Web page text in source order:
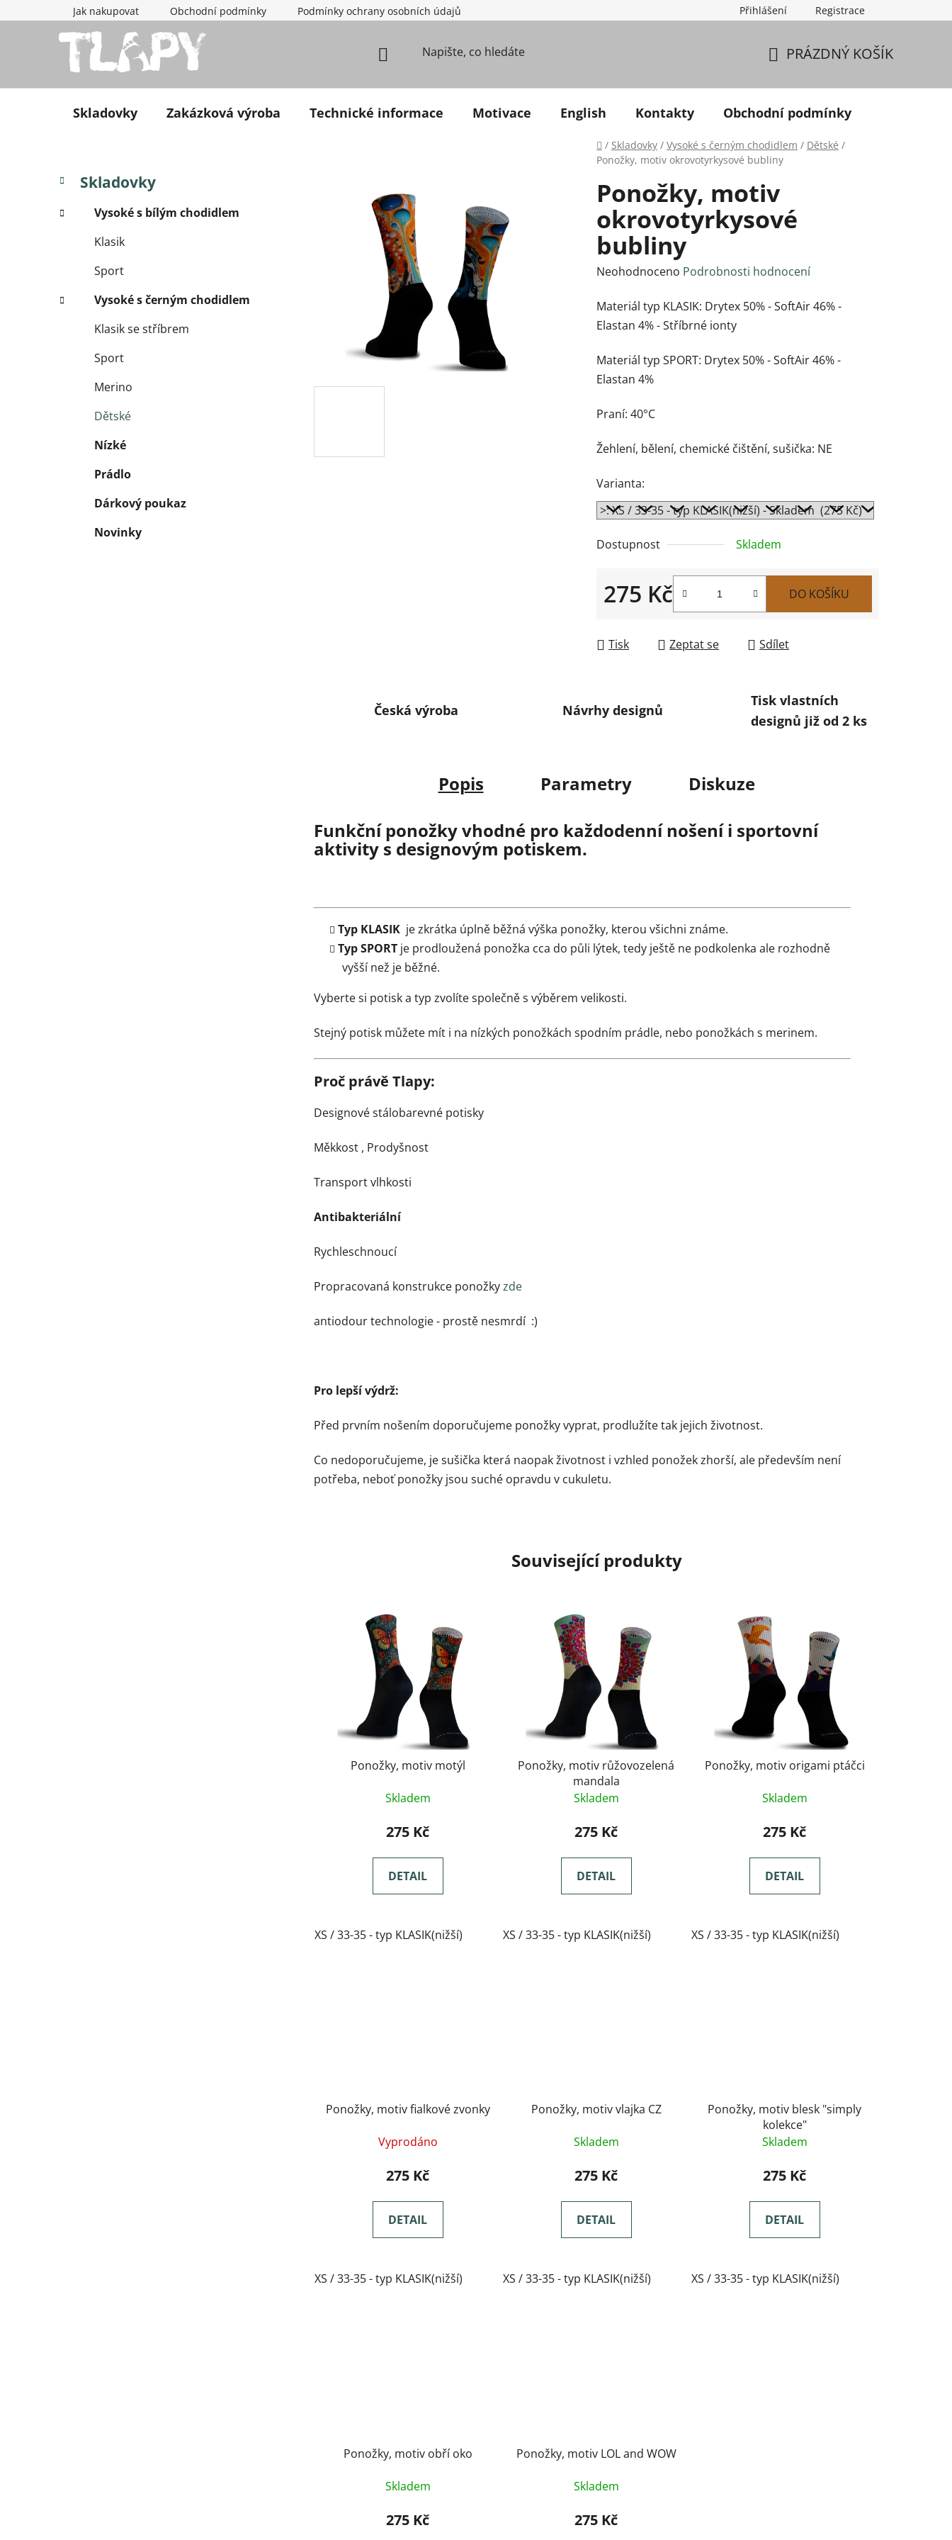
Přejít na obsahJak nakupovat Obchodní podmínky Podmínky ochrany osobních údajů Přihlášení Registrace
PRÁZDNÝ KOŠÍK
Skladovky Zakázková výroba Technické informace Motivace English Kontakty Obchodní podmínky
Domů
/ Skladovky / Vysoké s černým chodidlem / Dětské /
Ponožky, motiv okrovotyrkysové bubliny
Postranní panel
Přeskočit kategorie
Kategorie
Skladovky
Vysoké s bílým chodidlem
Klasik
Sport
Vysoké s černým chodidlem
Klasik se stříbrem
Sport
Merino
Dětské
Nízké
Prádlo
Dárkový poukaz
Novinky
Ponožky, motiv
okrovotyrkysové
bubliny
Průměrné hodnocení produktu je 0,0 z 5 hvězdiček.
Neohodnoceno Podrobnosti hodnocení
Materiál typ KLASIK: Drytex 50% - SoftAir 46% -
Elastan 4% - Stříbrné ionty
Materiál typ SPORT: Drytex 50% - SoftAir 46% -
Elastan 4%
Praní: 40°C
Žehlení, bělení, chemické čištění, sušička: NE
Varianta:
Dostupnost Skladem
275 Kč DO KOŠÍKU
Tisk Zeptat se Sdílet
Česká výroba Návrhy designů
Tisk vlastních
designů již od 2 ks
Popis Parametry
Diskuze
Funkční ponožky vhodné pro každodenní nošení i sportovní
aktivity s designovým potiskem.
Typ KLASIK je zkrátka úplně běžná výška ponožky, kterou všichni známe.
Typ SPORT je prodloužená ponožka cca do půli lýtek, tedy ještě ne podkolenka ale rozhodně
vyšší než je běžné.
Vyberte si potisk a typ zvolíte společně s výběrem velikosti.
Stejný potisk můžete mít i na nízkých ponožkách spodním prádle, nebo ponožkách s merinem.
Proč právě Tlapy:
Designové stálobarevné potisky
Měkkost , Prodyšnost
Transport vlhkosti
Antibakteriální
Rychleschnoucí
Propracovaná konstrukce ponožkyzde
antiodour technologie - prostě nesmrdí :)
Pro lepší výdrž:
Před prvním nošením doporučujeme ponožky vyprat, prodlužíte tak jejich životnost.
Co nedoporučujeme, je sušička která naopak životnost i vzhled ponožek zhorší, ale především není
potřeba, neboť ponožky jsou suché opravdu v cukuletu.
Související produkty
Ponožky, motiv motýl
Skladem
275 Kč
DETAIL
XS / 33-35 - typ KLASIK(nižší)
Ponožky, motiv růžovozelená
mandala
Skladem
275 Kč
DETAIL
XS / 33-35 - typ KLASIK(nižší)
Ponožky, motiv origami ptáčci
Skladem
275 Kč
DETAIL
XS / 33-35 - typ KLASIK(nižší)
Ponožky, motiv fialkové zvonky
Vyprodáno
275 Kč
DETAIL
XS / 33-35 - typ KLASIK(nižší)
Ponožky, motiv vlajka CZ
Skladem
275 Kč
DETAIL
XS / 33-35 - typ KLASIK(nižší)
Ponožky, motiv blesk "simply
kolekce"
Skladem
275 Kč
DETAIL
XS / 33-35 - typ KLASIK(nižší)
Ponožky, motiv obří oko
Skladem
275 Kč
Ponožky, motiv LOL and WOW
Skladem
275 Kč